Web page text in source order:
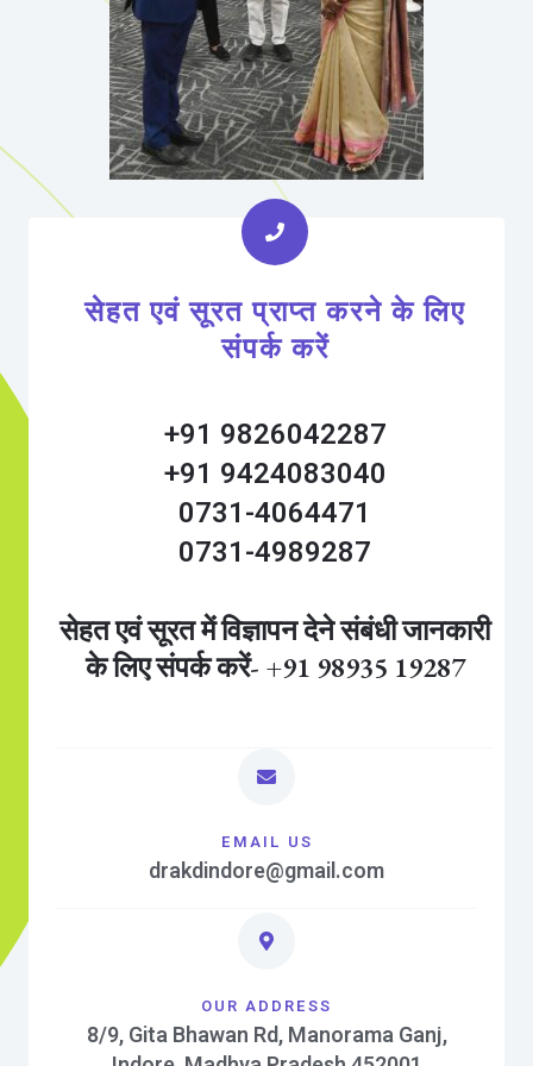
सेहत एवं सूरत प्राप्त करने के लिए
संपर्क करें
+91 9826042287
+91 9424083040
0731-4064471
0731-4989287
सेहत एवं सूरत में विज्ञापन देने संबंधी जानकारी
के लिए संपर्क करें- +91 98935 19287
EMAIL US
drakdindore@gmail.com
OUR ADDRESS
8/9, Gita Bhawan Rd, Manorama Ganj,